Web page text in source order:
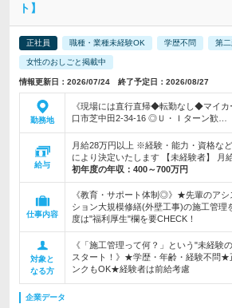
ト】
正社員 職種・業種未経験OK 学歴不問 第
女性のおしごと掲載中
情報更新日：2026/07/24 終了予定日：2026/08/27
勤務地
《現場には直行直帰◆転勤なし◆マイカ
口市芝中田2-34-16 ◎Ｕ・Ｉターン歓…
給与
月給28万円以上 ※経験・能力・資格な
により決定いたします 【未経験者】 月
初年度の年収： 400～700万円
仕事内容
《教育・サポート体制◎》★先輩のア
ション大規模修繕(外壁工事)の施工管
度は"福利厚生"欄を要CHECK！
対象と
なる方
《「施工管理って何？」という"未経験
スタート！》★学歴・年齢・経験不問★
ンクもOK★経験者は前給考慮
企業データ